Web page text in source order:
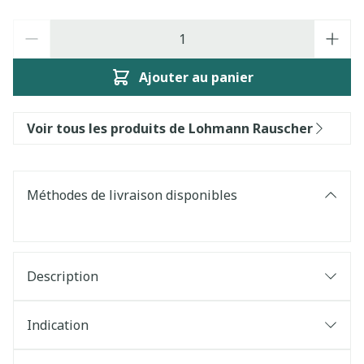
Ajouter au panier
Voir tous les produits de Lohmann Rauscher
Méthodes de livraison disponibles
Description
Indication